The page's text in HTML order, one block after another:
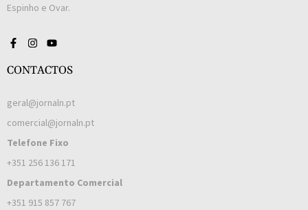
Espinho e Ovar.
CONTACTOS
geral@jornaln.pt
comercial@jornaln.pt
Telefone Fixo
+351 256 136 171
Departamento Comercial
+351 915 857 767